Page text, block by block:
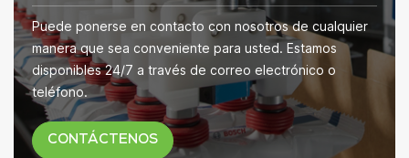
Puede ponerse en contacto con nosotros de cualquier
manera que sea conveniente para usted. Estamos
disponibles 24/7 a través de correo electrónico o
teléfono.
CONTÁCTENOS